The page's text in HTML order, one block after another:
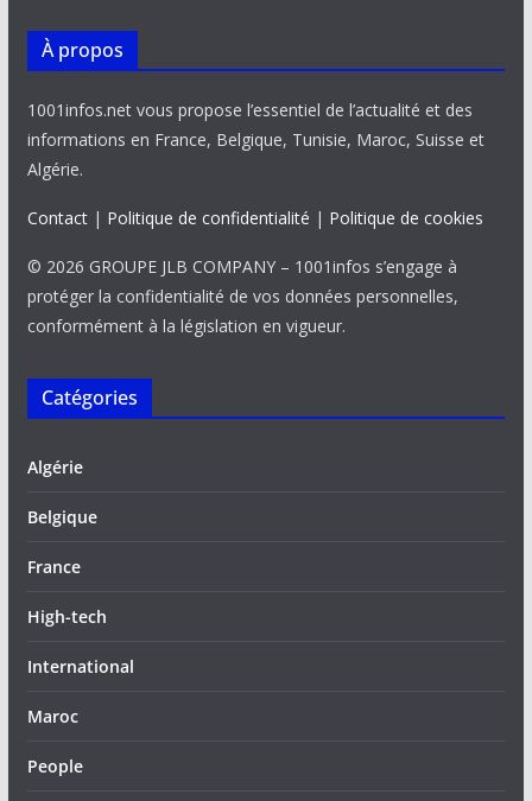
À propos
1001infos.net vous propose l’essentiel de l’actualité et des
informations en France, Belgique, Tunisie, Maroc, Suisse et
Algérie.
Contact| Politique de confidentialité | Politique de cookies
© 2026 GROUPE JLB COMPANY – 1001infos s’engage à
protéger la confidentialité de vos données personnelles,
conformément à la législation en vigueur.
Catégories
Algérie
Belgique
France
High-tech
International
Maroc
People